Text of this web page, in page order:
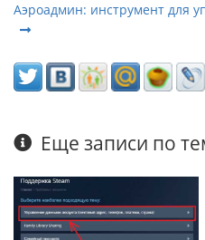
Аэроадмин: инструмент для
Еще записи по